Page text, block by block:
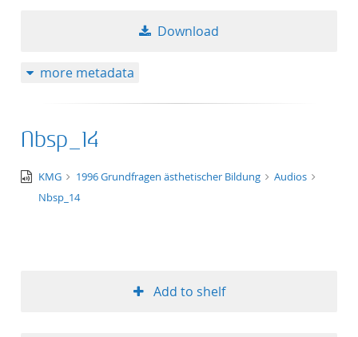
Download
more metadata
Nbsp_14
audio/x-
wav
KMG 1996 Grundfragen ästhetischer Bildung
Audios
Nbsp_14
Add to shelf